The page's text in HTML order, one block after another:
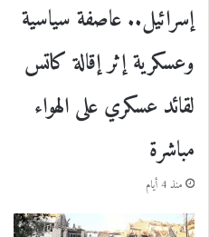
إسرائيل.. عاصفة سياسية
وعسكرية إثر إقالة كاتس
لقائد عسكري على الهواء
مباشرة
منذ 4 أيام